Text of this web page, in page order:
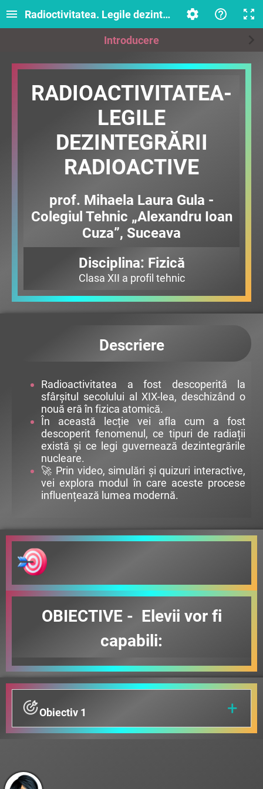
Radioctivitatea. Legile dezintegrării radioactive.
Introducere
RADIOACTIVITATEA-
LEGILE
DEZINTEGRĂRII
RADIOACTIVE
prof. Mihaela Laura Gula -
Colegiul Tehnic „Alexandru Ioan
Cuza”, Suceava
Disciplina: Fizică
Clasa XII a profil tehnic
Descriere
Radioactivitatea a fost descoperită la
sfârșitul secolului al XIX-lea, deschizând o
nouă eră în fizica atomică.
În această lecție vei afla cum a fost
descoperit fenomenul, ce tipuri de radiații
există și ce legi guvernează dezintegrările
nucleare.
🚀 Prin video, simulări și quizuri interactive,
vei explora modul în care aceste procese
influențează lumea modernă.
OBIECTIVE - Elevii vor fi
capabili:
Obiectiv 1 +
să definească radioactivitatea